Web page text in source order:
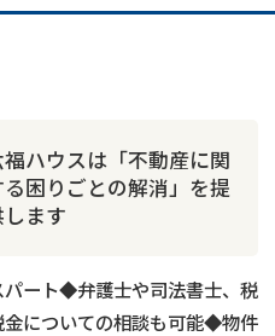
ハウスは「不動産に関
る困りごとの解消」を提
ます
ート◆弁護士や司法書士、税
についての相談も可能◆物件